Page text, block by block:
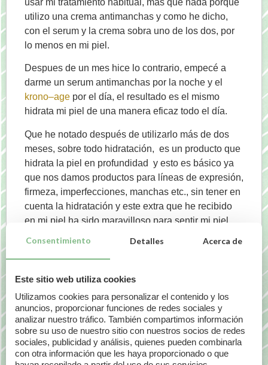
utilizo una crema antimanchas y como he dicho,
con el serum y la crema sobra uno de los dos, por
lo menos en mi piel.
Despues de un mes hice lo contrario, empecé a
darme un serum antimanchas por la noche y el
krono–age por el día, el resultado es el mismo
hidrata mi piel de una manera eficaz todo el día.
Que he notado después de utilizarlo más de dos
meses, sobre todo hidratación, es un producto que
hidrata la piel en profundidad y esto es básico ya
que nos damos productos para líneas de expresión,
firmeza, imperfecciones, manchas etc., sin tener en
cuenta la hidratación y este extra que he recibido
en mi piel ha sido maravilloso para sentir mi piel
Si tenéis la piel seca, grasa o mixta como es mi
y no da grasa.
Por último quiero dar las gracias a todo el equipo
de Regolodos
por haberme dado la oportunidad de
probar este producto, por ser tan atentas y amables
Consentimiento Detalles Acerca de
Este sitio web utiliza cookies
Utilizamos cookies para personalizar el contenido y los
anuncios, proporcionar funciones de redes sociales y
analizar nuestro tráfico. También compartimos información
sobre su uso de nuestro sitio con nuestros socios de redes
sociales, publicidad y análisis, quienes pueden combinarla
con otra información que les haya proporcionado o que